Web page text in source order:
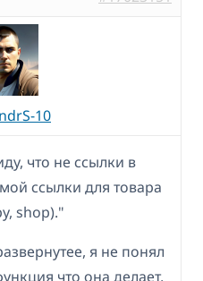
10
что не ссылки в
ссылки для товара
shop)."
я не понял
что она делает,